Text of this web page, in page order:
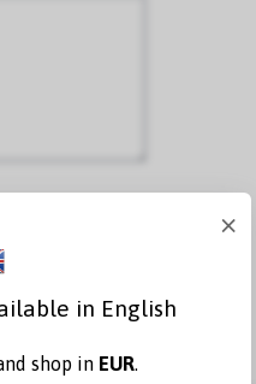
×
in English
shop in EUR.